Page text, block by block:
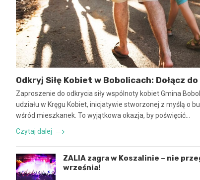
Odkryj Siłę Kobiet w Bobolicach: Dołącz
Zaproszenie do odkrycia siły wspólnoty kobiet Gmina
udziału w Kręgu Kobiet, inicjatywie stworzonej z myślą o
wśród mieszkanek. To wyjątkowa okazja, by poświęcić…
Czytaj dalej
ZALIA zagra w Koszalinie – nie
września!